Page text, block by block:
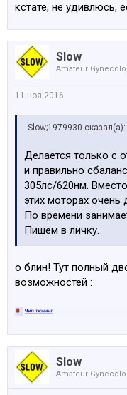
кстате, не удивлюсь,
Slow
Amateur
11 ноя 2016
Slow;1979930 сказал(а):
Делается только с
и правильно
305лс/620нм.
этих моторах очень
По времени
Пишем в личку.
о блин! Тут полный
возможностей :
Slow
Amateur